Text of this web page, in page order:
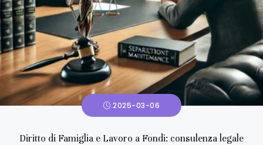
2025-03-06
Diritto di Famiglia e Lavoro a Fondi: consulenza legale